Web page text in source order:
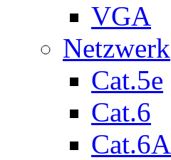
VGA
Netzwerk
Cat.5e
Cat.6
Cat.6A